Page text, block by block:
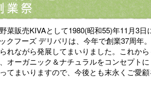
菜販売KIVAとして1980(昭和55)年11月3日
クフーズ デリバリは、今年で創業37周年
れながら発展してまいりました。これか
オーガニック＆ナチュラルをコンセプト
てまいりますので、今後とも末永くご愛